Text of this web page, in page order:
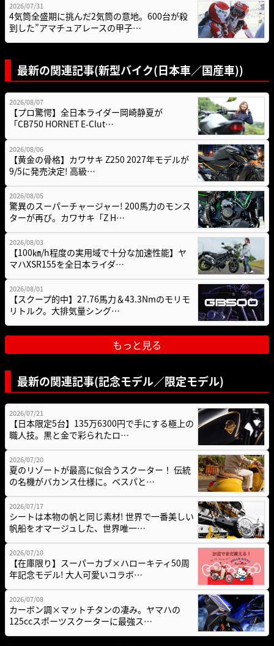
2026/07/31
4気筒全盛期に挑んだ2気筒の意地。600台が殺
到した”アマチュアレースの甲子…
最新の関連記事(新型バイク(日本車／国産車))
2026/08/07
【プロ驚愕】全日本ライダー岡崎静夏が
「CB750 HORNET E-Clut…
2026/08/06
【黄金の骨格】カワサキ Z250 2027年モデルが
9/5に発売決定! 高級…
2026/08/05
驚異のスーパーチャージャー! 200馬力のモンス
ターが再び。カワサキ「Z H…
2026/08/03
【100㎞/h程度の実用域で十分な加速性能】ヤ
マハXSR155を全日本ライダ…
2026/08/01
【スクープ的中】27.76馬力＆43.3Nmのモリモ
リトルク。大排気量シング…
もっと見る
最新の関連記事(記念モデル／限定モデル)
2026/07/21
【日本限定5台】135万6300円で手にする極上の
職人技。黒と金で彩られたロ…
2026/07/20
夏のリゾートが最高に似合うスクーター！ 伝統
の名機がバカンス仕様に。ベスパと…
2026/07/17
シートは本物の帆と同じ素材! 世界で一番美しい
帆船をオマージュした、世界唯一…
2026/07/10
【在庫限り】スーパーカブ×ハローキティ50周
年記念モデル! 大人可愛いコラボ…
2026/07/08
カーボン調×マットチタンの凄み。ヤマハの
125ccスポーツスクーターに最強ス…